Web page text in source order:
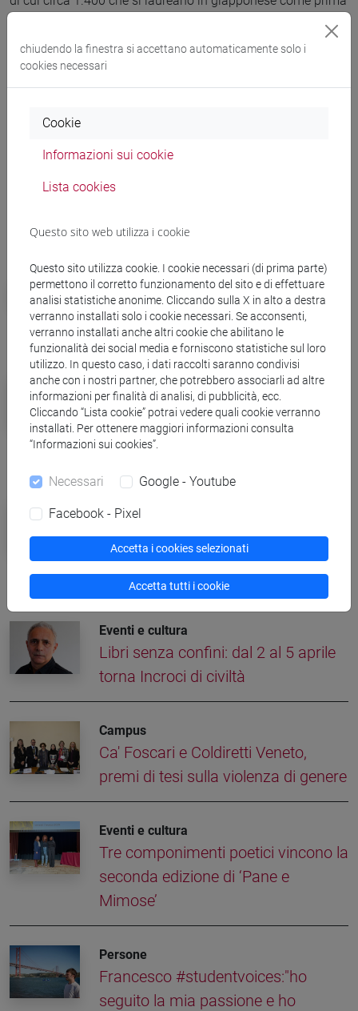
10 esperti di madrelingua giapponese. Ca' Foscari è stato
stato il primo ateneo italiano a firmare una convenzione con
della lingua giapponese per promuovere consapevolezza e
università aver sviluppato un
(JALEA) finanziato da
Beni Culturali, per lo studio delle arti europee ed extra
mondo cultura
Altre notizie
Campus
Ca' Foscari eccelle nel QS by
subject 2025 con 16 discipline in
classifica
Campus
la Giornata Nazionale delle
Università
Eventi e cultura
Libri senza confini: dal 2 al 5 aprile
torna Incroci di civiltà
Campus
Ca' Foscari e Coldiretti Veneto,
premi di tesi sulla violenza di genere
Eventi e cultura
Tre componimenti poetici vincono la
seconda edizione di ‘Pane e
Mimose’
Persone
Francesco #studentvoices:"ho
seguito la mia passione e ho
chiudendo la finestra si accettano automaticamente solo i
cookies necessari
Cookie
Informazioni sui cookie
Lista cookies
Questo sito web utilizza i cookie
Questo sito utilizza cookie. I cookie necessari (di prima parte)
permettono il corretto funzionamento del sito e di effettuare
analisi statistiche anonime. Cliccando sulla X in alto a destra
verranno installati solo i cookie necessari. Se acconsenti,
verranno installati anche altri cookie che abilitano le
funzionalità dei social media e forniscono statistiche sul loro
utilizzo. In questo caso, i dati raccolti saranno condivisi
anche con i nostri partner, che potrebbero associarli ad altre
informazioni per finalità di analisi, di pubblicità, ecc.
Cliccando “Lista cookie” potrai vedere quali cookie verranno
installati. Per ottenere maggiori informazioni consulta
“Informazioni sui cookies”.
Necessari Google - Youtube
Facebook - Pixel
Accetta i cookies selezionati
Accetta tutti i cookie